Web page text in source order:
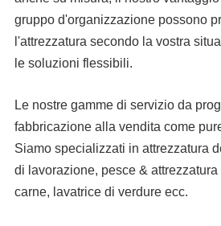
gruppo d'organizzazione possono
l'attrezzatura secondo la vostra
le soluzioni flessibili.
Le nostre gamme di servizio da
fabbricazione alla vendita come
Siamo specializzati in attrezzatura
di lavorazione, pesce &
carne, lavatrice di verdure ecc.